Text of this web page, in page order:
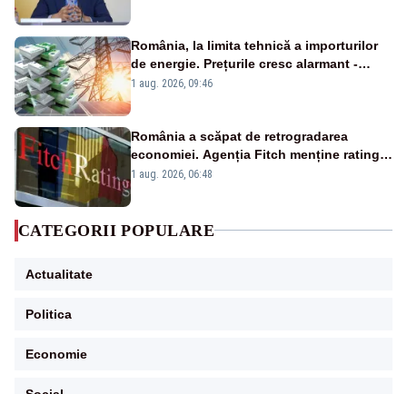
România, la limita tehnică a importurilor
de energie. Prețurile cresc alarmant -
Analiză Realitatea Plus
1 aug. 2026, 09:46
România a scăpat de retrogradarea
economiei. Agenția Fitch menține ratingul
„BBB-” cu perspectivă negativă
1 aug. 2026, 06:48
CATEGORII POPULARE
Actualitate
Politica
Economie